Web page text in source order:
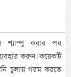
শ্যাম্পু করার পর
করুন। কয়েকটি
চুলায় গরম করতে